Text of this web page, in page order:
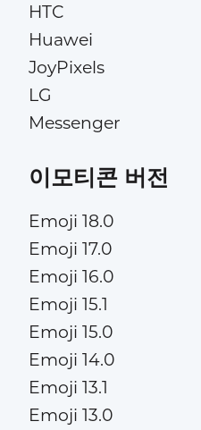
HTC
Huawei
JoyPixels
LG
Messenger
이모티콘 버전
Emoji 18.0
Emoji 17.0
Emoji 16.0
Emoji 15.1
Emoji 15.0
Emoji 14.0
Emoji 13.1
Emoji 13.0